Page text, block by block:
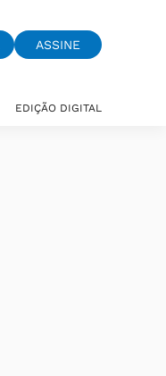
ASSINE
EDIÇÃO DIGITAL